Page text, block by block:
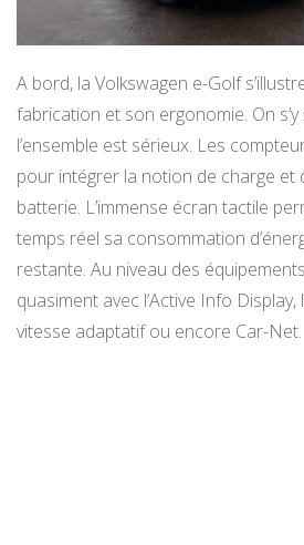
A bord, la Volkswagen e-Golf
fabrication et son ergonomie. On
l’ensemble est sérieux. Les
pour intégrer la notion de charge et
batterie. L’immense écran tactile
temps réel sa consommation
restante. Au niveau des
quasiment avec l’Active Info
vitesse adaptatif ou encore Car-Net.